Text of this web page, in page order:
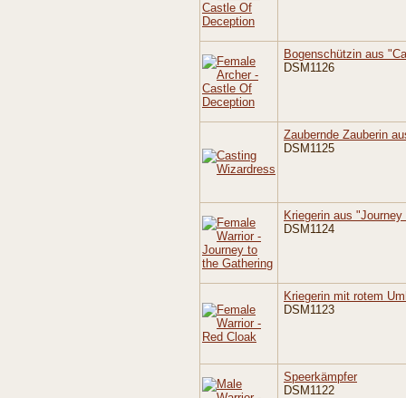
Bogenschützin aus
DSM1126
Zaubernde Zauberin
DSM1125
Kriegerin aus
DSM1124
Kriegerin mit rotem
DSM1123
Speerkämpfer
DSM1122